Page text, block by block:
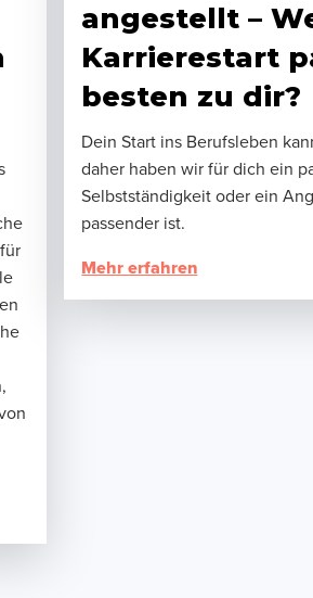
angestellt –
Karrierestart
besten zu dir?
Dein Start ins Berufsleben
daher haben wir für dich ein
Selbstständigkeit oder ein
passender ist.
Mehr erfahren